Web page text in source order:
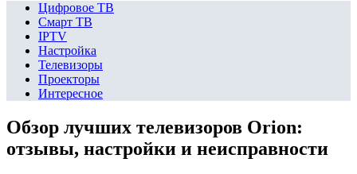
Цифровое ТВ
Смарт ТВ
IPTV
Настройка
Телевизоры
Проекторы
Интересное
Обзор лучших телевизоров Orion:
отзывы, настройки и неисправности